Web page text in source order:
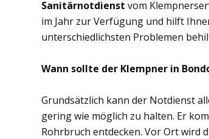
Sanitärnotdienst vom
im Jahr zur Verfügung und hilft
unterschiedlichsten Problemen
Wann sollte der Klempner in
Grundsätzlich kann der Notdienst
gering wie möglich zu halten. Er
Rohrbruch entdecken. Vor Ort wird